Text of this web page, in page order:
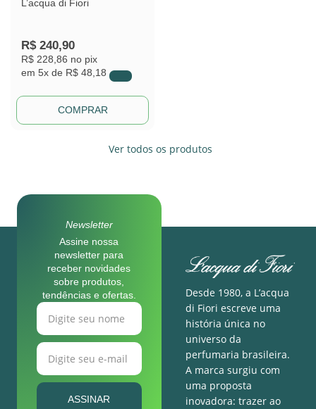
L’acqua di Fiori
R$240,90
R$ 228,86 no pix
em 5x de R$ 48,18
COMPRAR
Ver todos os produtos
Newsletter
Assine nossa
newsletter para
receber novidades
sobre produtos,
tendências e ofertas.
ASSINAR
Desde 1980, a L’acqua
di Fiori escreve uma
história única no
universo da
perfumaria brasileira.
A marca surgiu com
uma proposta
inovadora: trazer ao